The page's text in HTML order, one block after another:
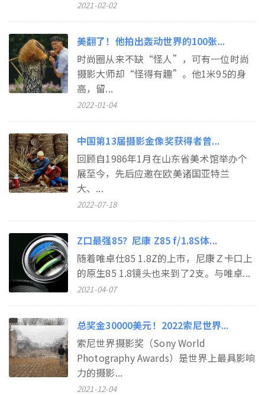
2021-02-02
美翻了！他拍出轰动世界的100张...
时尚圈从来不缺“怪人”，可有一位时尚
摄影大师却“怪得有趣”。他1米95的身
高，留...
2022-01-04
中国第13届摄影金像奖获得者曾...
回顾自1986年1月在山东省美术馆举办个
展至今，先后应邀在欧美诸国亚特兰
大、...
2022-07-18
Z口最强85？尼康 Z85 f/1.8S体...
随着唯卓仕85 1.8Z的上市，尼康Ｚ卡口上
的原生85 1.8镜头也来到了2支。与唯卓...
2021-04-07
总奖金30000美元！2022索尼世界...
索尼世界摄影奖（Sony World
Photography Awards）是世界上最具影响
力的摄影...
2021-12-04